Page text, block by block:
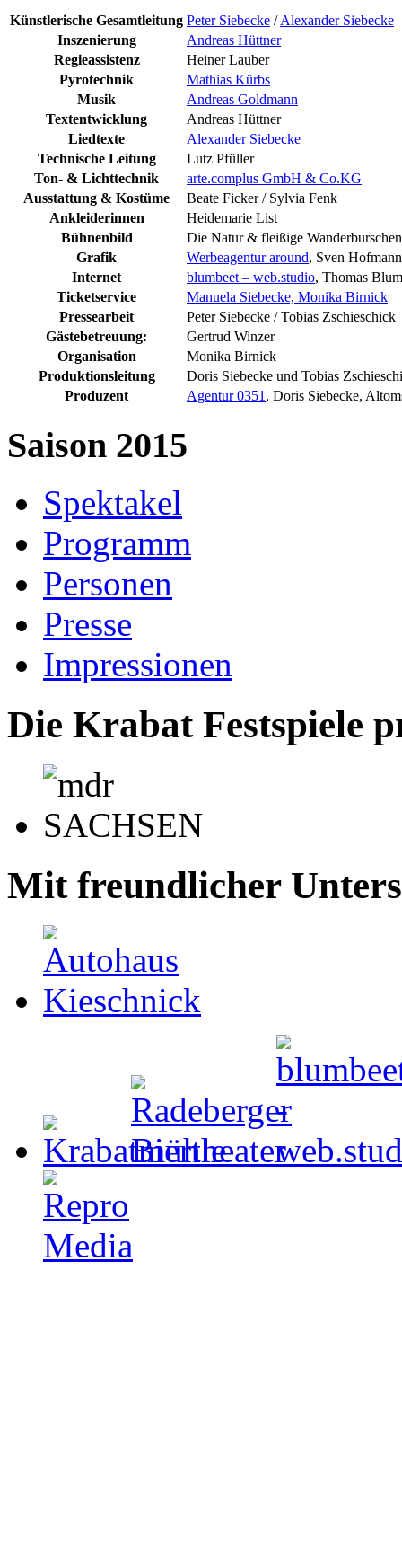
Künstlerische Gesamtleitung Peter Siebecke /Alexander Siebecke
Inszenierung
Andreas Hüttner
Regieassistenz
Heiner Lauber
Pyrotechnik
Mathias Kürbs
Musik
Andreas Goldmann
Textentwicklung
Andreas Hüttner
Liedtexte
Alexander Siebecke
Technische Leitung
Lutz Pfüller
Ton- & Lichttechnik
arte.complus GmbH & Co.KG
Ausstattung & Kostüme
Beate Ficker / Sylvia Fenk
Ankleiderinnen
Heidemarie List
Bühnenbild
Die Natur & fleißige
Grafik
Werbeagentur around, Sven Hofmann
Internet
blumbeet – web.studio, Thomas Blum
Ticketservice
Manuela Siebecke, Monika Birnick
Pressearbeit
Peter Siebecke / Tobias Zschieschick
Gästebetreuung:
Gertrud Winzer
Organisation
Monika Birnick
Produktionsleitung
Doris Siebecke und Tobias
Produzent
Agentur 0351 , Doris Siebecke,
Saison 2015
Spektakel
Programm
Personen
Presse
Impressionen
Die Krabat Festspiele
Mit freundlicher